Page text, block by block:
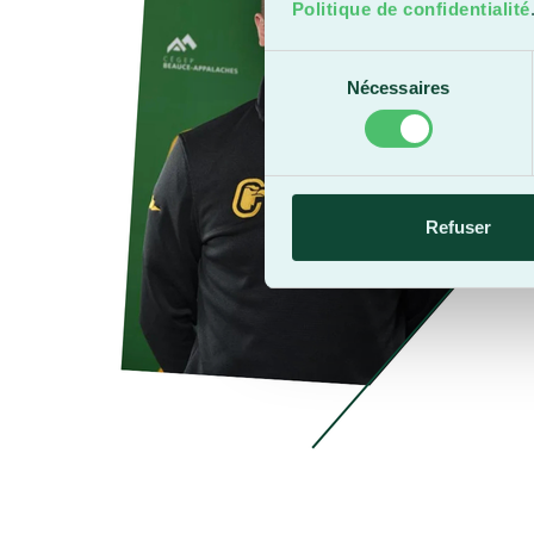
Politique de confidentialité.
consentement
Nécessaires
Refuser